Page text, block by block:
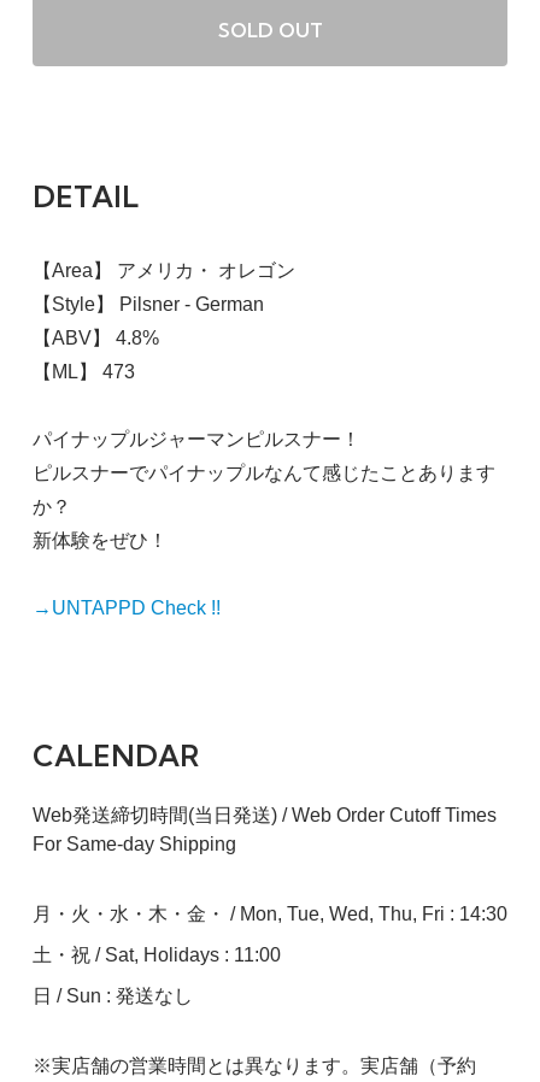
SOLD OUT
DETAIL
【Area】 アメリカ・ オレゴン
【Style】 Pilsner - German
【ABV】 4.8%
【ML】 473
パイナップルジャーマンピルスナー！
ピルスナーでパイナップルなんて感じたことあります
か？
新体験をぜひ！
→UNTAPPD Check !!
CALENDAR
Web発送締切時間(当日発送) / Web Order Cutoff Times
For Same-day Shipping
月・火・水・木・金・ / Mon, Tue, Wed, Thu, Fri : 14:30
土・祝 / Sat, Holidays : 11:00
日 / Sun : 発送なし
※実店舗の営業時間とは異なります。実店舗（予約